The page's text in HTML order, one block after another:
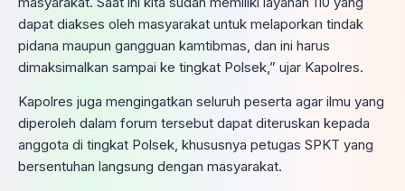
dapat diakses oleh masyarakat untuk melaporkan tindak
pidana maupun gangguan kamtibmas, dan ini harus
dimaksimalkan sampai ke tingkat Polsek,” ujar Kapolres.
Kapolres juga mengingatkan seluruh peserta agar ilmu yang
diperoleh dalam forum tersebut dapat diteruskan kepada
anggota di tingkat Polsek, khususnya petugas SPKT yang
bersentuhan langsung dengan masyarakat.